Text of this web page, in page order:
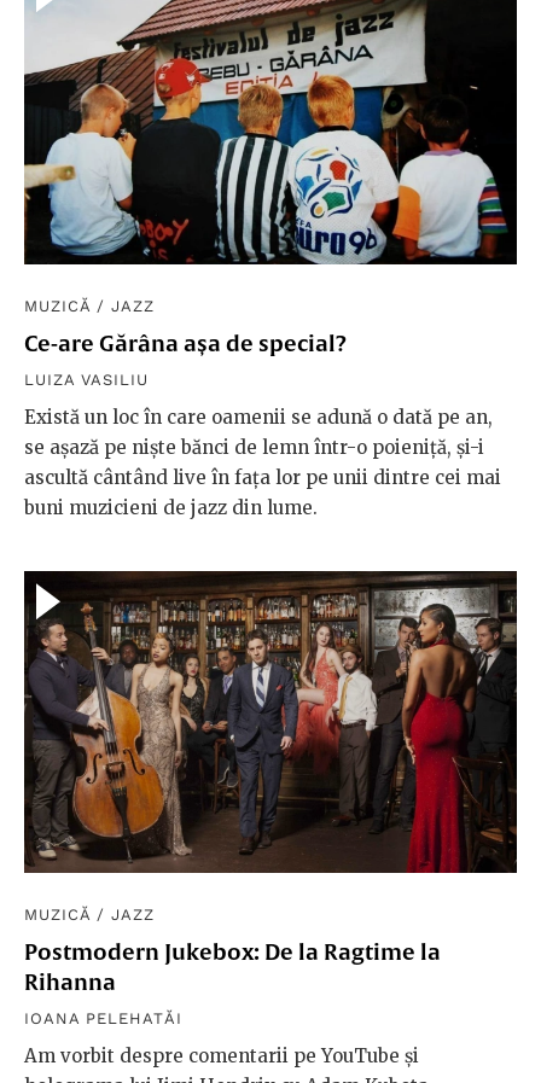
MUZICĂ /JAZZ
Ce-are Gărâna așa de special?
LUIZA VASILIU
Există un loc în care oamenii se adună o dată pe an,
se așază pe niște bănci de lemn într-o poieniță, și-i
ascultă cântând live în fața lor pe unii dintre cei mai
buni muzicieni de jazz din lume.
MUZICĂ /JAZZ
Postmodern Jukebox: De la Ragtime la
Rihanna
IOANA PELEHATĂI
Am vorbit despre comentarii pe YouTube și